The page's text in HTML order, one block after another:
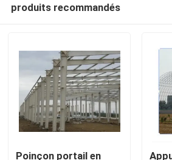
produits recommandés
Poinçon portail en